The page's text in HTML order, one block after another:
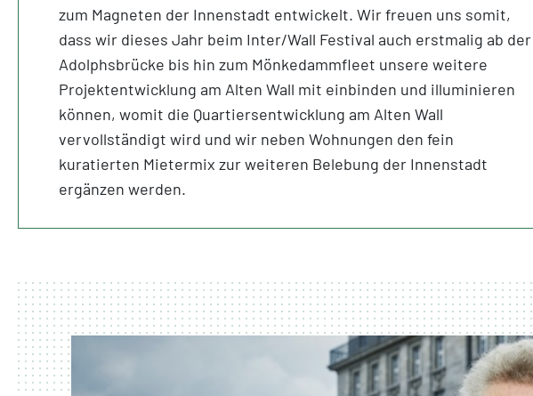
zum Magneten der Innenstadt entwickelt. Wir freuen uns somit,
dass wir dieses Jahr beim Inter/Wall Festival auch erstmalig ab der
Adolphsbrücke bis hin zum Mönkedammfleet unsere weitere
Projektentwicklung am Alten Wall mit einbinden und illuminieren
können, womit die Quartiersentwicklung am Alten Wall
vervollständigt wird und wir neben Wohnungen den fein
kuratierten Mietermix zur weiteren Belebung der Innenstadt
ergänzen werden.